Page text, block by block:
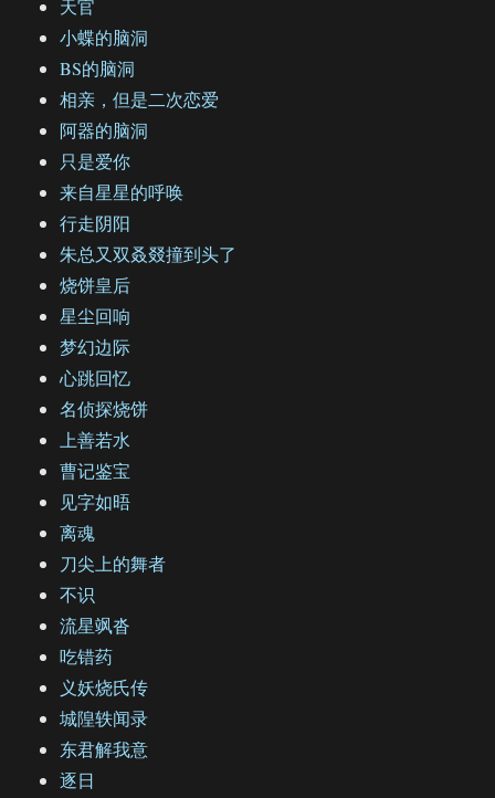
天官
小蝶的脑洞
BS的脑洞
相亲，但是二次恋爱
阿器的脑洞
只是爱你
来自星星的呼唤
行走阴阳
朱总又双叒叕撞到头了
烧饼皇后
星尘回响
梦幻边际
心跳回忆
名侦探烧饼
上善若水
曹记鉴宝
见字如晤
离魂
刀尖上的舞者
不识
流星飒沓
吃错药
义妖烧氏传
城隍轶闻录
东君解我意
逐日